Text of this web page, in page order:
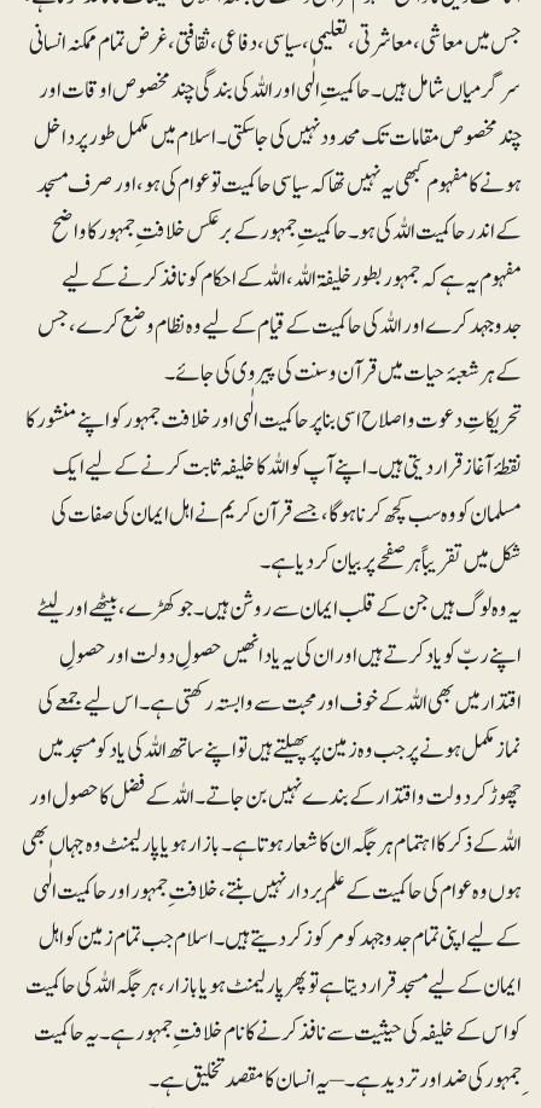
جس میں معاشی، معاشرتی ، تعلیمی ، سیاسی ، دفاعی، ثقافتی، غرض تمام ممکنہ انسانی
سرگرمیاں شامل ہیں۔حاکمیتِ الٰہی اور اللہ کی بندگی چند مخصوص اوقات اور
چند مخصوص مقامات تک محدود نہیں کی جا سکتی ۔ اسلام میں مکمل طور پر داخل
ہونے کا مفہوم کبھی یہ نہیں تھا کہ سیاسی حاکمیت تو عوام کی ہو، اور صرف مسجد
کے اندر حاکمیت اللہ کی ہو۔ حاکمیت ِجمہور کے برعکس خلافت ِجمہور کا واضح
مفہوم یہ ہے کہ جمہور بطور خلیفۃ اللہ، اللہ کے احکام کو نافذ کرنے کے لیے
جدوجہد کرے اور اللہ کی حاکمیت کے قیام کے لیے وہ نظام وضع کرے، جس
کے ہر شعبۂ حیات میں قرآن وسنت کی پیروی کی جائے ۔
تحریکاتِ دعوت و اصلاح اسی بنا پر حاکمیت الٰہی اور خلافت جمہور کو اپنے منشور کا
نقطۂ آغاز قرار دیتی ہیں ۔ اپنے آپ کو اللہ کا خلیفہ ثابت کرنے کے لیے ایک
مسلمان کو وہ سب کچھ کرنا ہوگا، جسے قرآن کریم نے اہل ایمان کی صفات کی
شکل میں تقریباً ہرصفحے پر بیان کر دیا ہے۔
یہ وہ لوگ ہیں جن کے قلب ایمان سے روشن ہیں ۔جو کھڑے ، بیٹھے اور لیٹے
اپنے ربّ کو یاد کرتے ہیں اور ان کی یہ یاد انھیں حصولِ دولت اور حصولِ
اقتدار میں بھی اللہ کے خوف اور محبت سے وابستہ رکھتی ہے ۔ اس لیے جمعے کی
نماز مکمل ہونے پر جب وہ زمین پر پھیلتے ہیں تو اپنے ساتھ اللہ کی یاد کو مسجد میں
چھوڑ کر دولت و اقتدار کے بندے نہیں بن جاتے۔ اللہ کے فضل کا حصول اور
اللہ کے ذکر کا اہتمام ہر جگہ ان کا شعار ہوتا ہے۔ بازار ہو یا پارلیمنٹ وہ جہاں بھی
ہوں وہ عوام کی حاکمیت کے علَم بردار نہیں بنتے، خلافتِ جمہور اور حاکمیت الٰہی
کے لیے اپنی تمام جدوجہد کو مرکوز کر دیتے ہیں ۔ اسلام جب تمام زمین کو اہل
ایمان کے لیے مسجد قرار دیتا ہے تو پھر پارلیمنٹ ہو یا بازار، ہر جگہ اللہ کی حاکمیت
کو اس کے خلیفہ کی حیثیت سے نافذ کرنے کا نام خلافتِ جمہور ہے ۔ یہ حاکمیت
ِجمہور کی ضد اور تردید ہے۔ –یہ انسان کا مقصد تخلیق ہے ۔